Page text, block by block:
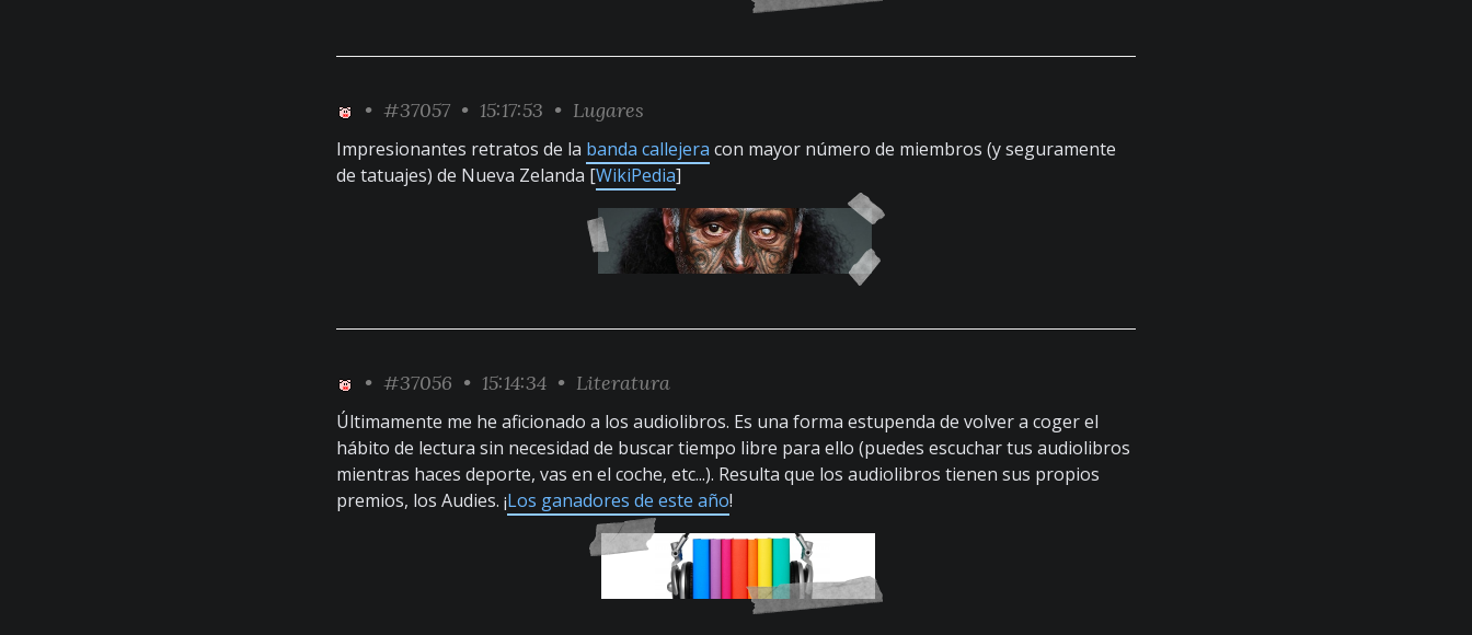
• #37057 • 15:17:53 • Lugares
Impresionantes retratos de la banda callejera con mayor número de miembros (y seguramente
de tatuajes) de Nueva Zelanda [WikiPedia]
• #37056 • 15:14:34 • Literatura
Últimamente me he aficionado a los audiolibros. Es una forma estupenda de volver a coger el
hábito de lectura sin necesidad de buscar tiempo libre para ello (puedes escuchar tus audiolibros
mientras haces deporte, vas en el coche, etc...). Resulta que los audiolibros tienen sus propios
premios, los Audies. ¡Los ganadores de este año!